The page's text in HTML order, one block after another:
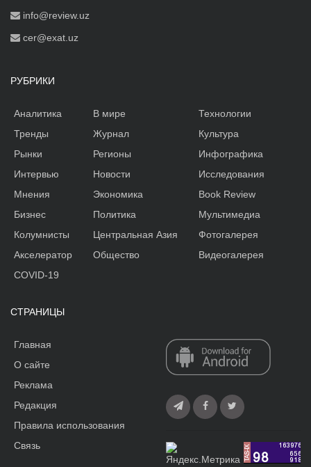
info@review.uz
cer@exat.uz
РУБРИКИ
Аналитика
Тренды
Рынки
Интервью
Мнения
Бизнес
Колумнисты
Акселератор
В мире
Журнал
Регионы
Новости
Экономика
Политика
Центральная Азия
Общество
Технологии
Культура
Инфографика
Исследования
Book Review
Мультимедиа
Фотогалерея
Видеогалерея
COVID-19
СТРАНИЦЫ
Главная
О сайте
Реклама
Редакция
Правила использования
Связь